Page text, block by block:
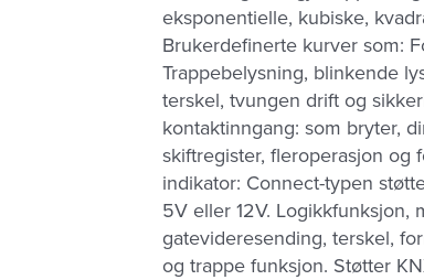
eksponentielle, kubiske,
Brukerdefinerte kurver som:
Trappebelysning, blinkende
terskel, tvungen drift og
kontaktinngang: som bryter,
skiftregister, fleroperasjon og
indikator: Connect-typen
5V eller 12V. Logikkfunksjon,
gatevideresending, terskel,
og trappe funksjon. Støtter